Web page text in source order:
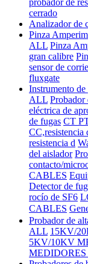
probador de
cerrado
Analizador de
Pinza
ALL Pinza
gran calibre
sensor de
fluxgate
Instrumento de
ALL Probador
eléctrica de
de fugas CT
CC,resistencia
resistencia d
del aislador
contacto/
CABLES
Detector de
rocío de SF6
CABLES
Probador de
ALL 15KV/
5KV/10KV